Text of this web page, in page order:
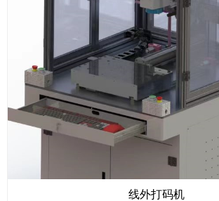
线外打码机